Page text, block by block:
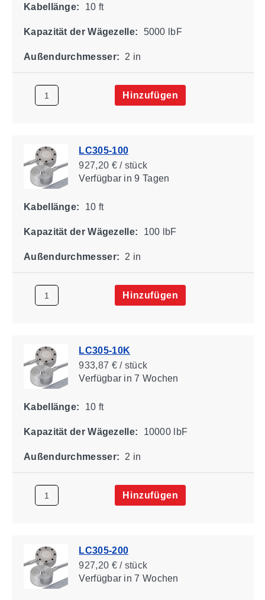
Kabellänge: 10 ft
Kapazität der Wägezelle: 5000 lbF
Außendurchmesser: 2 in
Hinzufügen
LC305-100
927,20 € / stück
Verfügbarin 9 Tagen
Kabellänge: 10 ft
Kapazität der Wägezelle: 100 lbF
Außendurchmesser: 2 in
Hinzufügen
LC305-10K
933,87 € / stück
Verfügbarin 7 Wochen
Kabellänge: 10 ft
Kapazität der Wägezelle: 10000 lbF
Außendurchmesser: 2 in
Hinzufügen
LC305-200
927,20 € / stück
Verfügbarin 7 Wochen